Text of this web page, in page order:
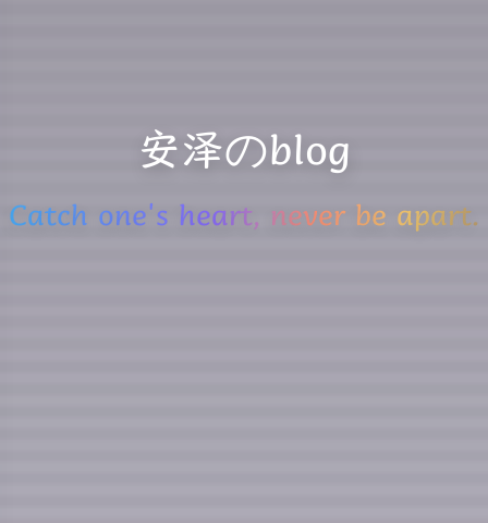
安泽のblog
Catch one's heart, never be apart.